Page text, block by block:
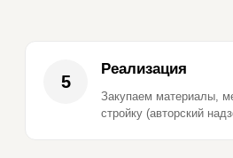
5
Реализация
Закупаем материалы,
стройку (авторский